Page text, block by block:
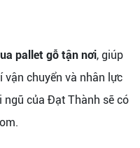
pallet gỗ tận nơi, giúp
vận chuyển và nhân lực
ngũ của Đạt Thành sẽ có